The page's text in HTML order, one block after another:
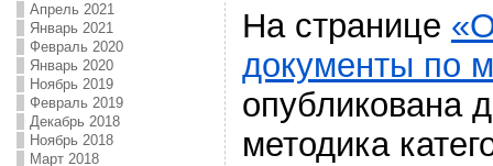
Апрель 2021
Январь 2021
Февраль 2020
Январь 2020
Ноябрь 2019
Февраль 2019
Декабрь 2018
Ноябрь 2018
Март 2018
На странице
документы по
опубликована
методика